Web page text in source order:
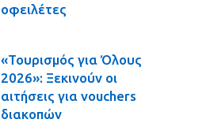
οφειλέτες
«Τουρισμός για Όλους
2026»: Ξεκινούν οι
αιτήσεις για vouchers
διακοπών